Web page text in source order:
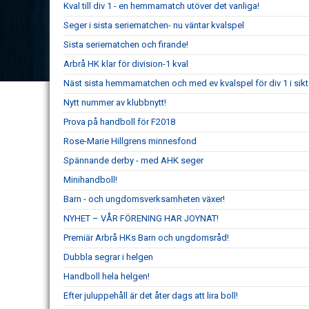
Kval till div 1 - en hemmamatch utöver det vanliga!
Seger i sista seriematchen- nu väntar kvalspel
Sista seriematchen och firande!
Arbrå HK klar för division-1 kval
Näst sista hemmamatchen och med ev kvalspel för div 1 i
Nytt nummer av klubbnytt!
Prova på handboll för F2018
Rose-Marie Hillgrens minnesfond
Spännande derby - med AHK seger
Minihandboll!
Barn - och ungdomsverksamheten växer!
NYHET – VÅR FÖRENING HAR JOYNAT!
Premiär Arbrå HKs Barn och ungdomsråd!
Dubbla segrar i helgen
Handboll hela helgen!
Efter juluppehåll är det åter dags att lira boll!